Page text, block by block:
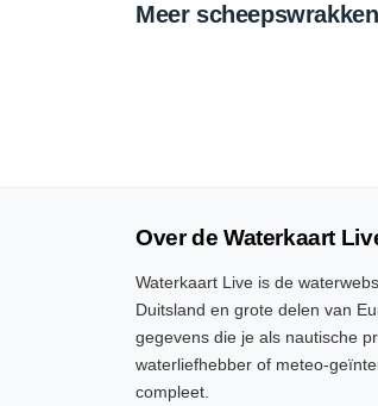
Meer
Over de Waterkaart
Waterkaart Live is de
Duitsland en grote delen van
gegevens die je als nautische
waterliefhebber of meteo-
compleet.